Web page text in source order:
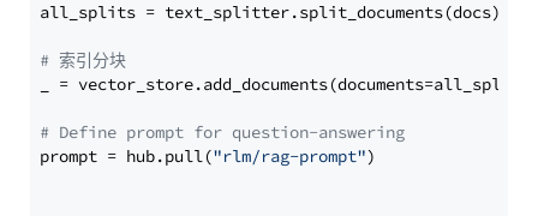
all_splits = text_splitter.split_documents(docs)
# 索引分块
_ = vector_store.add_documents(documents=all_splits)
# Define prompt for question-answering
prompt = hub.pull("rlm/rag-prompt")